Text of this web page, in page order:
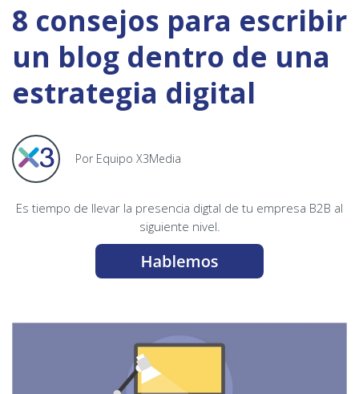
8 consejos para escribir
un blog dentro de una
estrategia digital
Por Equipo X3Media
Es tiempo de llevar la presencia digtal de tu empresa B2B al
siguiente nivel.